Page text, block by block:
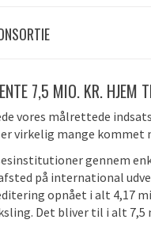
7,5 MIO. KR. HJEM
vores målrettede
virkelig mange kommet
gennem
på international
opnået i alt 4,17
Det bliver til i alt 7,5